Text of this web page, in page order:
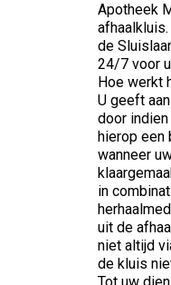
Apotheek
de
24/7 voor
Hoe werkt
U geeft
door
hierop een
wanneer
in
uit de
niet altijd
de kluis